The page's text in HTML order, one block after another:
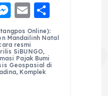
M
e
ss
e
n
E
m
ai
l
h
a
re
Online):
Mandailinh Natal
resmi
SiBUNGO,
Pajak Bumi
Geospasial di
Komplek